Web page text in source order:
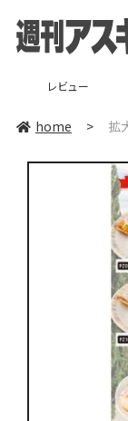
レビュー
home > 拡